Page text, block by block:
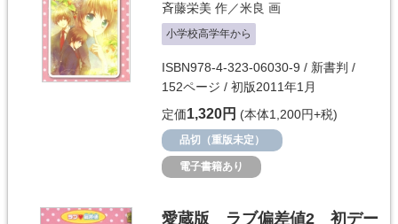
斉藤栄美 作／米良 画
小学校高学年から
ISBN978-4-323-06030-9 / 新書判 /
152ページ / 初版2011年1月
定価1,320円 (本体1,200円+税)
品切（重版未定）
電子書籍あり
愛蔵版 ラブ偏差値2 初デー